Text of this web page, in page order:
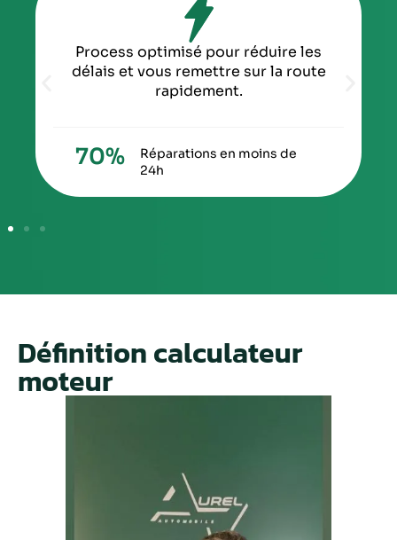
Process optimisé pour réduire les
délais et vous remettre sur la route
rapidement.
Réparations en moins de
24h
70%
Définition calculateur
moteur